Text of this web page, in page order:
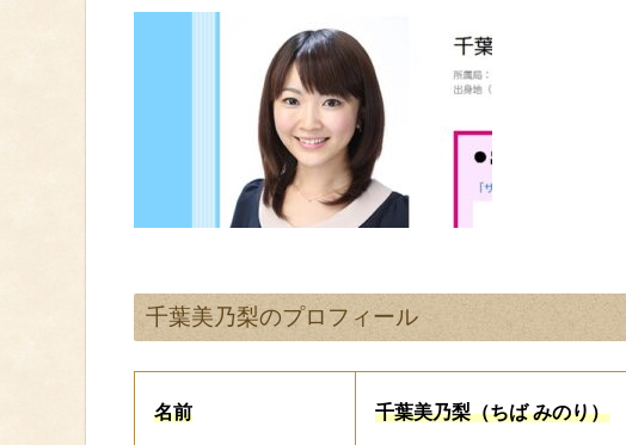
千葉美乃梨のプロフィール
名前 千葉美乃梨（ちば みのり）